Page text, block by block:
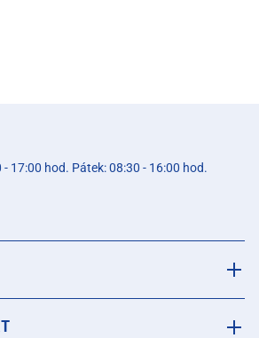
17:00 hod. Pátek: 08:30 - 16:00 hod.